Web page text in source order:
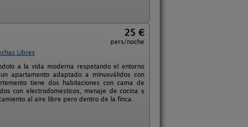
25 €
pers/noche
Libres
a la vida moderna respetando el entorno
apartamento adaptado a minusválidos con
tiene dos habitaciones con cama de
con electrodomesticos, menaje de cocina y
al aire libre pero dentro de la finca.